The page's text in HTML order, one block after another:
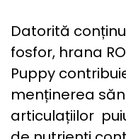
Datorită
fosfor, hrana
Puppy
menținerea
articulațiilor